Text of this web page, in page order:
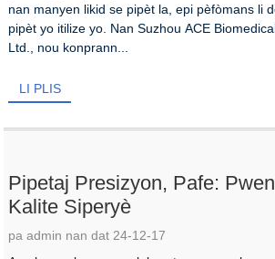
nan manyen likid se pipèt la, epi pèfòmans li
pipèt yo itilize yo. Nan Suzhou ACE
Ltd., nou konprann...
LI PLIS
Pipetaj Presizyon, Pafe:
Kalite Siperyè
pa admin nan dat 24-12-17